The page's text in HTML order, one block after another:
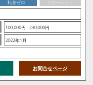
礼金ゼロ
フリーレント
100,000円 - 230,000円
2022年1月
お問合せページ